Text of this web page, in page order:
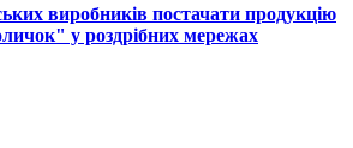
виробників постачати продукцію
у роздрібних мережах